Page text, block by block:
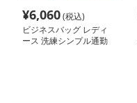
¥6,060(税込)
ビジネスバッグ レディ
ース 洗練シンプル通勤